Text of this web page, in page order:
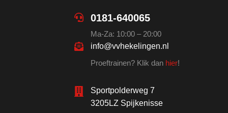
0181-640065
Ma-Za: 10:00 – 20:00
info@vvhekelingen.nl
Proeftrainen? Klik dan hier!
Sportpolderweg 7
3205LZ Spijkenisse